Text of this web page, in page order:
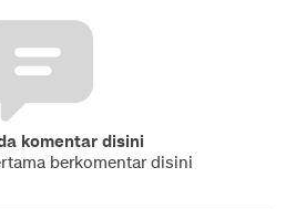
komentar disini
berkomentar disini